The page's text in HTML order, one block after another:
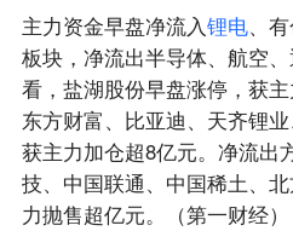
主力资金早盘净流入锂电、
板块，净流出半导体、航空
看，盐湖股份早盘涨停，获
东方财富、比亚迪、天齐锂
获主力加仓超8亿元。净流出
技、中国联通、中国稀土、
力抛售超亿元。（第一财经）